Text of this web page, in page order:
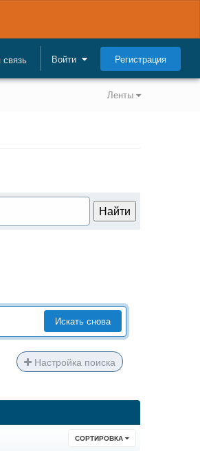
Войти Регистрация
Ленты
Искать снова
Настройка поиска
СОРТИРОВКА